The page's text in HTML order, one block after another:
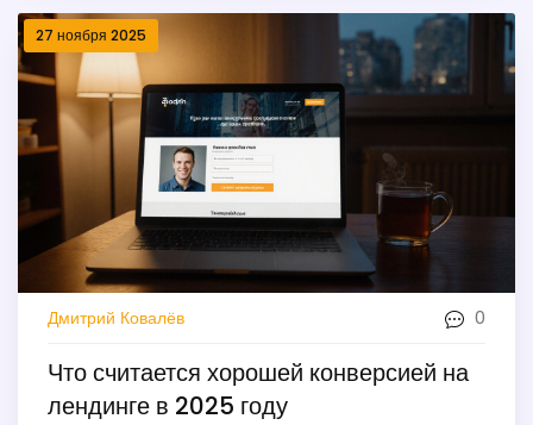
27 ноября 2025
Дмитрий Ковалёв 0
Что считается хорошей конверсией на
лендинге в 2025 году